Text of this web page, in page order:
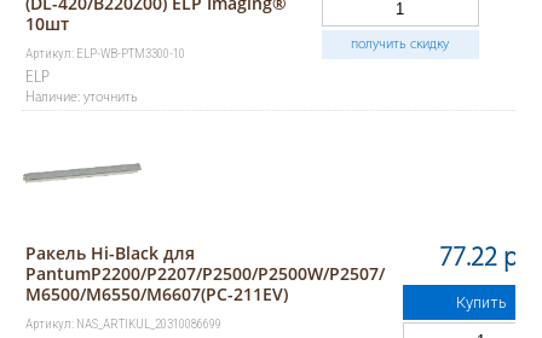
10шт
Артикул: ELP-WB-PTM3300-10
ELP
Наличие: уточнить
получить скидку
Ракель Hi-Black для
PantumP2200/P2207/P2500/P2500W/P2507/
M6500/M6550/M6607(PC-211EV)
Артикул: NAS_ARTIKUL_20310086699
77.22 р.
Купить